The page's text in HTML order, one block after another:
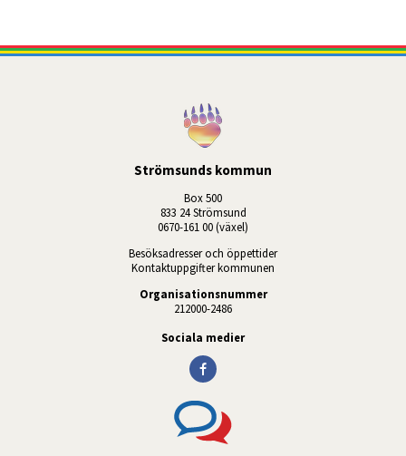
Strömsunds kommun
Box 500
833 24 Strömsund
0670-161 00 (växel)
Besöksadresser och öppettider
Kontaktuppgifter kommunen
Organisationsnummer
212000-2486
Sociala medier